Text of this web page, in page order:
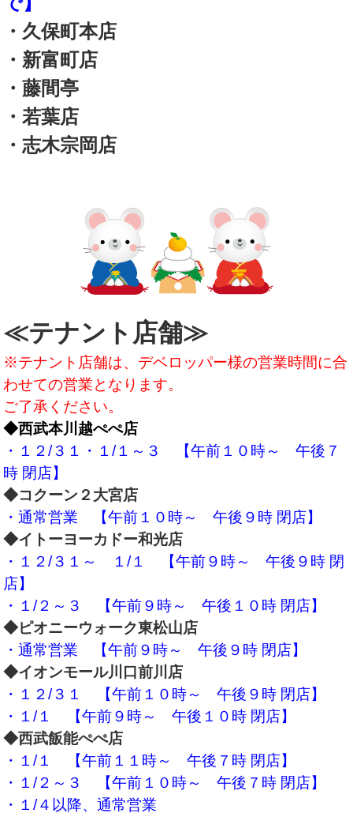
・久保町本店
・新富町店
・藤間亭
・若葉店
・志木宗岡店
≪テナント店舗≫
※テナント店舗は、デベロッパー様の営業時間に合
わせての営業となります。
ご了承ください。
◆西武本川越ぺぺ店
・１２/３１
・１/１～３ 【午前１０時～ 午後７
時 閉店】
◆コクーン２大宮店
・通常営業 【午前１０時～ 午後９時 閉店】
◆イトーヨーカドー和光店
・１２/３１～ １/１ 【午前９時～ 午後９時 閉
店】
・１/２～３ 【午前９時～ 午後１０時 閉店】
◆ピオニーウォーク東松山店
・通常営業 【午前９時～ 午後９時 閉店】
◆イオンモール川口前川店
・１２/３１ 【午前１０時～ 午後９時 閉店】
・１/１ 【午前９時～ 午後１０時 閉店】
◆西武飯能ぺぺ店
・１/１ 【午前１１時～ 午後７時 閉店】
・１/２～３ 【午前１０時～ 午後７時 閉店】
・１/４以降、通常営業